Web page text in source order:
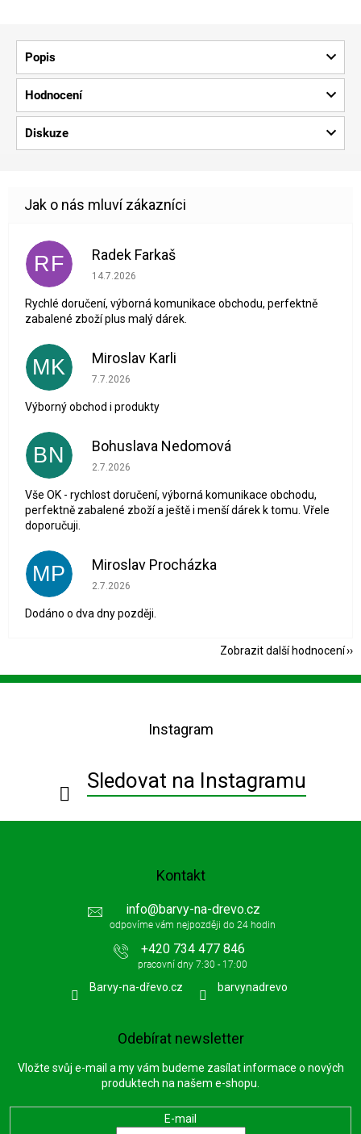
Popis
Hodnocení
Diskuze
RF Radek Farkaš
Hodnocení obchodu je 5 z 5 hvězdiček.
14.7.2026
Rychlé doručení, výborná komunikace obchodu, perfektně
zabalené zboží plus malý dárek.
MK Miroslav Karli
Hodnocení obchodu je 5 z 5 hvězdiček.
7.7.2026
Výborný obchod i produkty
BN Bohuslava Nedomová
Hodnocení obchodu je 5 z 5 hvězdiček.
2.7.2026
Vše OK - rychlost doručení, výborná komunikace obchodu,
perfektně zabalené zboží a ještě i menší dárek k tomu. Vřele
doporučuji.
MP Miroslav Procházka
Hodnocení obchodu je 1 z 5 hvězdiček.
2.7.2026
Dodáno o dva dny později.
Zobrazit další hodnocení
Z
Instagram
Sledovat na Instagramu
Kontakt
info@barvy-na-drevo.cz
+420 734 477 846
Barvy-na-dřevo.cz barvynadrevo
Odebírat newsletter
Vložte svůj e-mail a my vám budeme zasílat informace o nových
produktech na našem e-shopu.
E-mail